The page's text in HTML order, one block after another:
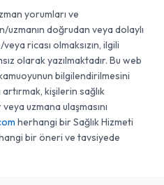
yorumları ve
doğrudan veya dolaylı
ricası olmaksızın, ilgili
olarak yazılmaktadır. Bu web
bilgilendirilmesini
artırmak, kişilerin sağlık
uzmana ulaşmasını
herhangi bir Sağlık Hizmeti
bir öneri ve tavsiyede